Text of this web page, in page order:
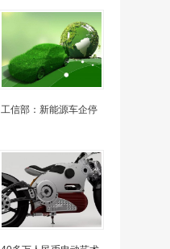
工信部：新能源车企停